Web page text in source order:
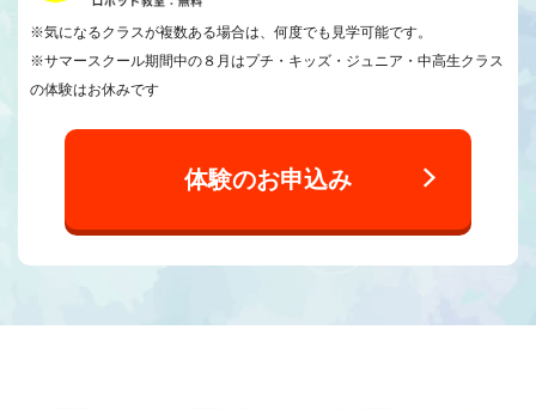
※気になるクラスが複数ある場合は、何度でも見学可能です。
※サマースクール期間中の８月はプチ・キッズ・ジュニア・中高生クラス
の体験はお休みです
体験のお申込み